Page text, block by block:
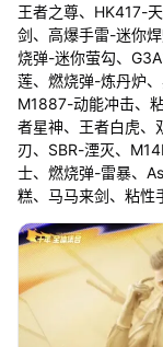
王者之尊、HK417-
剑、高爆手雷-迷你
烧弹-迷你萤勾、
莲、燃烧弹-炼丹炉
M1887-动能冲击、
者星神、王者白虎
刃、SBR-湮灭、
士、燃烧弹-雷暴、
糕、马马来剑、粘性